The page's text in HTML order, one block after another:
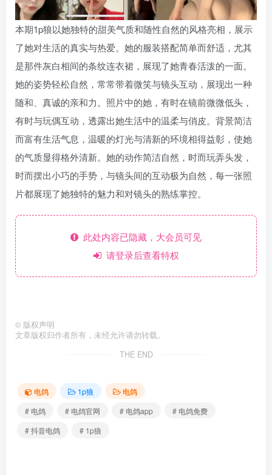
本期1p狼以她独特的甜美气质和随性自然的风格亮相，展示
了她对生活的真实与热爱。她的服装搭配简单而舒适，尤其
是那件灰白相间的条纹连衣裙，展现了她青春活泼的一面。
她的姿势轻松自然，常常带着微笑与镜头互动，展现出一种
随和、真诚的亲和力。照片中的她，有时在镜前微微低头，
有时与玩偶互动，透露出她生活中的温柔与俏皮。背景简洁
而富有生活气息，温暖的灯光与清新的环境相得益彰，使她
的气质显得格外清新。她的动作简洁自然，时而玩弄头发，
时而摆出小巧的手势，与镜头间的互动极为自然，每一张照
片都展现了她独特的魅力和对镜头的熟练掌控。
此处内容已隐藏，大会员可见
请登录后查看特权
© 版权声明
文章版权归作者所有，未经允许请勿转载。
THE END
电鸽 1p狼
电鸽
# 电鸽
# 电鸽官网 # 电鸽app
# 电鸽免费
# 抖音电鸽
# 1p狼